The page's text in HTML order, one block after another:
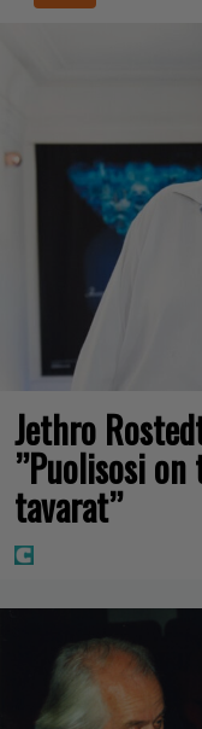
Jethro
”Puolisosi
tavarat”